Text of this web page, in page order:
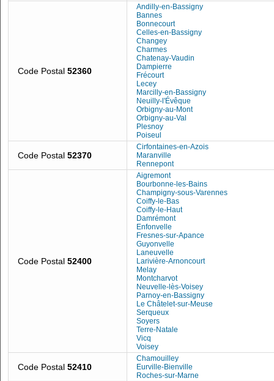
Code Postal 52360
Andilly-en-Bassigny
Bannes
Bonnecourt
Celles-en-Bassigny
Changey
Charmes
Chatenay-Vaudin
Dampierre
Frécourt
Lecey
Marcilly-en-Bassigny
Neuilly-l'Évêque
Orbigny-au-Mont
Orbigny-au-Val
Plesnoy
Poiseul
Code Postal 52370
Cirfontaines-en-Azois
Maranville
Rennepont
Code Postal 52400
Aigremont
Bourbonne-les-Bains
Champigny-sous-Varennes
Coiffy-le-Bas
Coiffy-le-Haut
Damrémont
Enfonvelle
Fresnes-sur-Apance
Guyonvelle
Laneuvelle
Larivière-Arnoncourt
Melay
Montcharvot
Neuvelle-lès-Voisey
Parnoy-en-Bassigny
Le Châtelet-sur-Meuse
Serqueux
Soyers
Terre-Natale
Vicq
Voisey
Code Postal 52410
Chamouilley
Eurville-Bienville
Roches-sur-Marne